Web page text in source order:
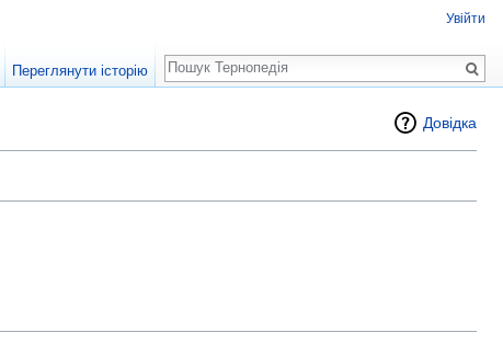
Довідка
Увійти
Переглянути історію
Пошук